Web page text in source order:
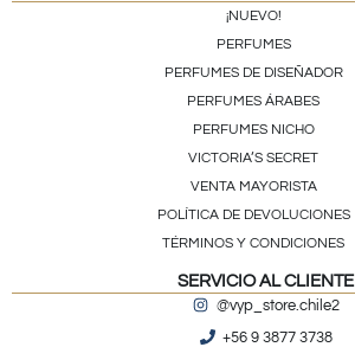
¡NUEVO!
PERFUMES
PERFUMES DE DISEÑADOR
PERFUMES ÁRABES
PERFUMES NICHO
VICTORIA’S SECRET
VENTA MAYORISTA
POLÍTICA DE DEVOLUCIONES
TÉRMINOS Y CONDICIONES
SERVICIO AL CLIENTE
@vyp_store.chile2
+56 9 3877 3738